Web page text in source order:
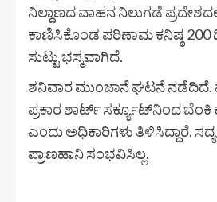
ನಿಲ್ದಾಣದ ವಾಹನ ನಿಲುಗಡೆ
ಕಾಣಿಸಿಕೊಂಡ ಪರಿಣಾಮ ಕನಿಷ್ಠ 200
ಸುಟ್ಟು ಭಸ್ಮವಾಗಿದೆ.
ಶನಿವಾರ ಮುಂಜಾನೆ ಘಟನೆ
ಪ್ರಕಾರ ಶಾರ್ಟ್ ಸರ್ಕ್ಯೂಟ್‌ನಿಂದ
ಎಂದು ಅಧಿಕಾರಿಗಳು ತಿಳಿಸಿದ್ದಾರೆ.
ಪ್ರಾಣಹಾನಿ ಸಂಭವಿಸಿಲ್ಲ.